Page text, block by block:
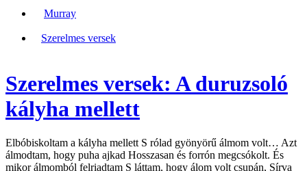
Murray
Szerelmes versek
Szerelmes versek: A duruzsoló
kályha mellett
Elbóbiskoltam a kályha mellett S rólad gyönyörű álmom volt… Azt
álmodtam, hogy puha ajkad Hosszasan és forrón megcsókolt. És
mikor álmomból felriadtam S láttam, hogy álom volt csupán, Sírva